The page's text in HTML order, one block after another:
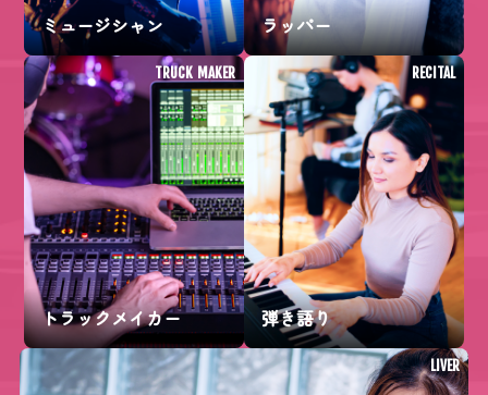
ミュージシャン ラッパー
TRUCK MAKER
トラックメイカー
RECITAL
弾き語り
LIVER